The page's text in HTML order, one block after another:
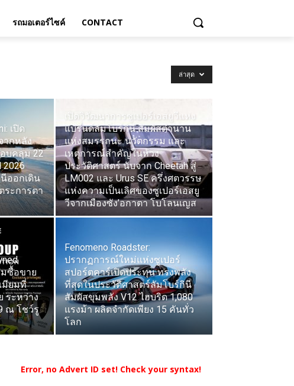
รถมอเตอร์ไซค์ CONTACT
ล่าสุด
เปิด
ากหลัง
บคลุม 22
2026
ออกเดิน
ระการตา
เปิดวิวัฒนาการซูเปอร์เอสยูวีแห่ง
แบรนด์ลัมโบร์กินี สัมผัสตำนาน
แห่งสมรรถนะ นวัตกรรม และ
เหตุการณ์สำคัญในห้วง
ประวัติศาสตร์ นับจาก Cheetah สู่
LM002 และ Urus SE ครึ่งศตวรรษ
แห่งความเป็นเลิศของซูเปอร์เอสยู
วีจากเมืองซัง’อกาตา โบโลนเญส
มซื้อขาย
มียมที่
ระหว่าง
ณ โชว์รู
Fenomeno Roadster:
ปรากฏการณ์ใหม่แห่งซูเปอร์
สปอร์ตคาร์เปิดประทุน ทรงพลัง
ที่สุดในประวัติศาสตร์ลัมโบร์กินี
สัมผัสขุมพลัง V12 ไฮบริด 1,080
แรงม้า ผลิตจำกัดเพียง 15 คันทั่ว
โลก
Error, no Advert ID set! Check your syntax!